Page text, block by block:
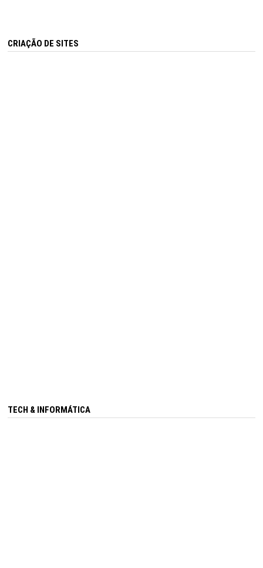
CRIAÇÃO DE SITES
TECH & INFORMÁTICA